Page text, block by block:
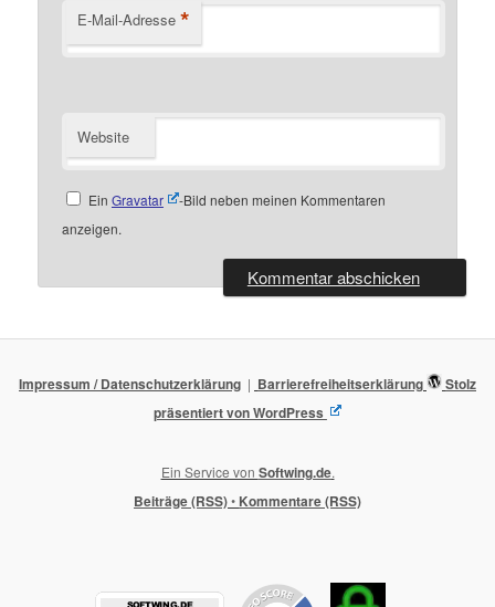
E-Mail-Adresse *
Website
Ein Gravatar
-Bild neben meinen Kommentaren
anzeigen.
Impressum / Datenschutzerklärung Barrierefreiheitserklärung
Stolz
präsentiert von WordPress
Ein Service von Softwing.de.
Beiträge (RSS)• Kommentare (RSS)